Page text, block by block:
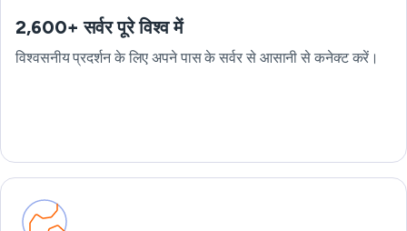
2,600+ सर्वर पूरे विश्व में
विश्वसनीय प्रदर्शन के लिए अपने पास के सर्वर से आसानी से कनेक्ट करें।